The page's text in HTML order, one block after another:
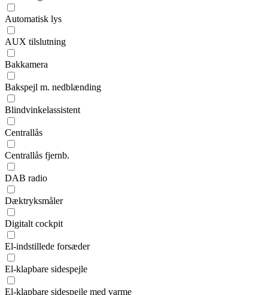
Automatisk lys
AUX tilslutning
Bakkamera
Bakspejl m. nedblænding
Blindvinkelassistent
Centrallås
Centrallås fjernb.
DAB radio
Dæktryksmåler
Digitalt cockpit
El-indstillede forsæder
El-klapbare sidespejle
El-klapbare sidespejle med varme